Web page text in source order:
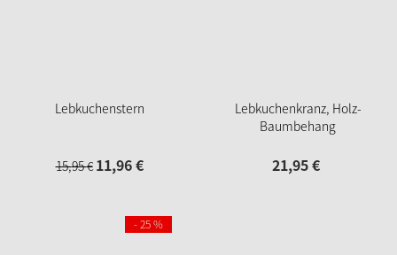
Lebkuchenstern
15,95€ 11,96€
Lebkuchenkranz, Holz-
Baumbehang
21,95€
- 25 %